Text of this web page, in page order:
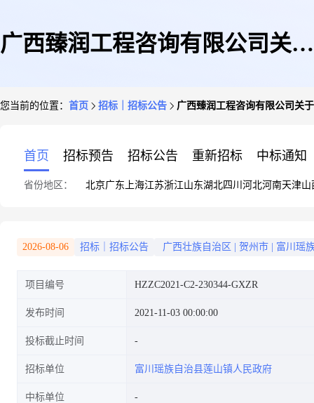
广西臻润工程咨询有限公司关于
您当前的位置： 首页 招标｜招标公告 广西臻润工程咨询有限公司关
首页 招标预告 招标公告 重新招标 中标通知
省份地区： 北京广东 上海江苏浙江山东湖北四川 河北河南天津山
2026-08-06 招标｜招标公告 广西壮族自治区 贺州市 富川瑶
项目编号 HZZC2021-C2-230344-GXZR
发布时间 2021-11-03 00:00:00
投标截止时间
招标单位 富川瑶族自治县莲山镇人民政府
中标单位